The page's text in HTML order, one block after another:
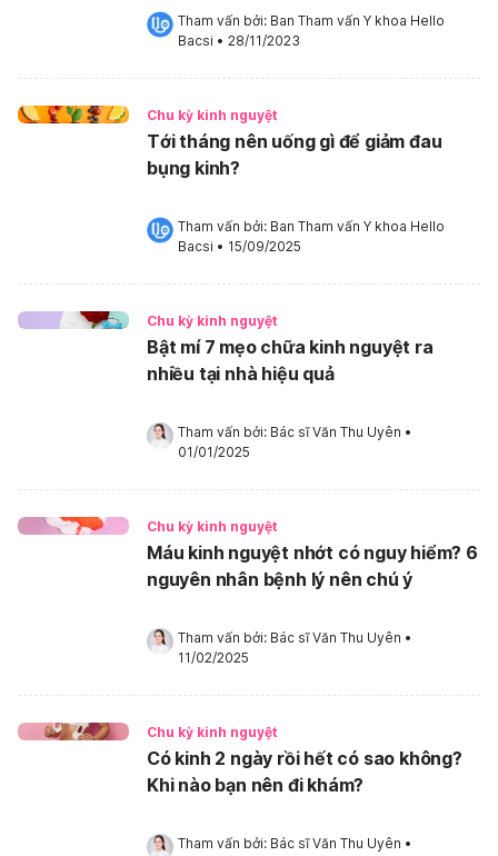
Tham vấn bởi: Ban Tham vấn Y khoa Hello
Bacsi • 28/11/2023
Chu kỳ kinh nguyệt
Tới tháng nên uống gì để giảm đau
bụng kinh?
Tham vấn bởi: Ban Tham vấn Y khoa Hello
Bacsi • 15/09/2025
Chu kỳ kinh nguyệt
Bật mí 7 mẹo chữa kinh nguyệt ra
nhiều tại nhà hiệu quả
Tham vấn bởi: Bác sĩ Văn Thu Uyên •
01/01/2025
Chu kỳ kinh nguyệt
Máu kinh nguyệt nhớt có nguy hiểm? 6
nguyên nhân bệnh lý nên chú ý
Tham vấn bởi: Bác sĩ Văn Thu Uyên •
11/02/2025
Chu kỳ kinh nguyệt
Có kinh 2 ngày rồi hết có sao không?
Khi nào bạn nên đi khám?
Tham vấn bởi: Bác sĩ Văn Thu Uyên •